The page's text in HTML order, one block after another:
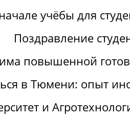
учёбы для
Поздравление
повышенной
в Тюмени: опыт
и